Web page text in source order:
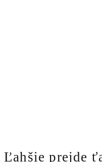
Ľahšie prejde